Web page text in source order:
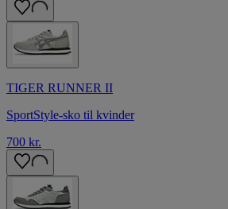
TIGER RUNNER II
SportStyle-sko til kvinder
700 kr.